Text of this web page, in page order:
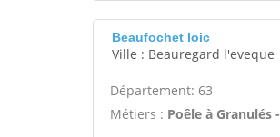
Beaufochet loic
Ville : Beauregard l'eveque
Département: 63
Métiers : Poêle à Granulés -